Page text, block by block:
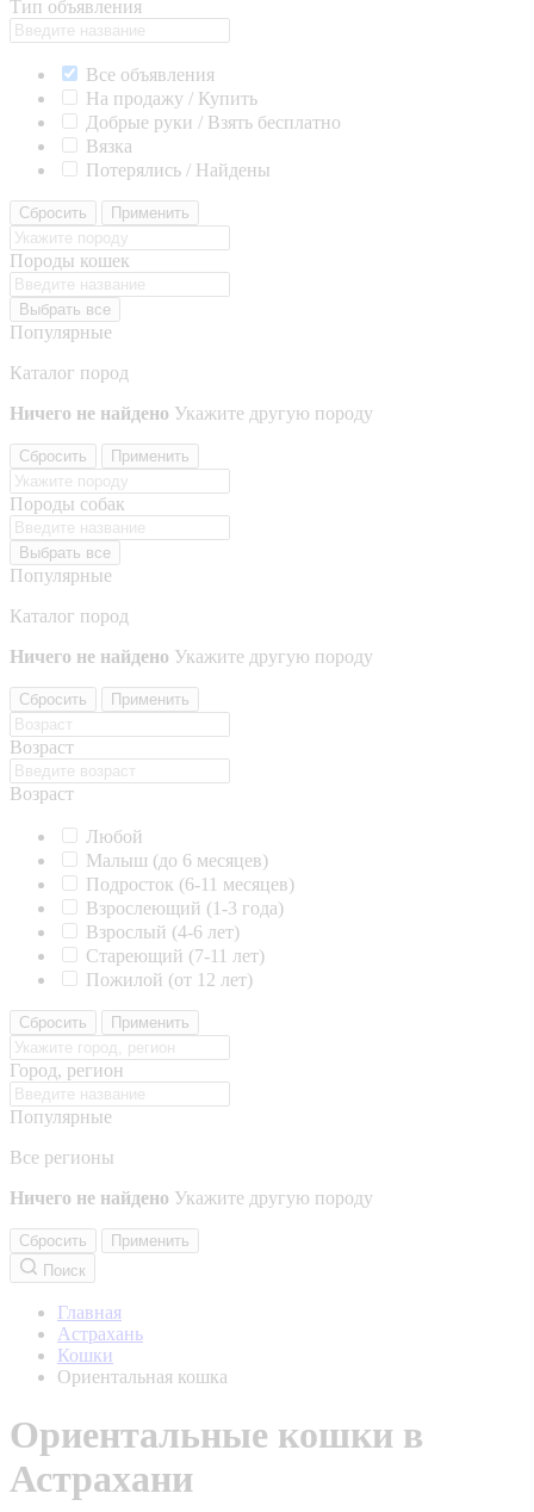
Тип объявления
Все объявления
На продажу / Купить
Добрые руки / Взять бесплатно
Вязка
Потерялись / Найдены
Сбросить Применить
Породы кошек
Выбрать все
Популярные
Каталог пород
Ничего не найдено Укажите другую породу
Сбросить Применить
Породы собак
Выбрать все
Популярные
Каталог пород
Ничего не найдено Укажите другую породу
Сбросить Применить
Возраст
Возраст
Любой
Малыш (до 6 месяцев)
Подросток (6-11 месяцев)
Взрослеющий (1-3 года)
Взрослый (4-6 лет)
Стареющий (7-11 лет)
Пожилой (от 12 лет)
Сбросить Применить
Город, регион
Популярные
Все регионы
Ничего не найдено Укажите другую породу
Сбросить
Применить
Поиск
Главная
Астрахань
Кошки
Ориентальная кошка
Ориентальные кошки в
Астрахани